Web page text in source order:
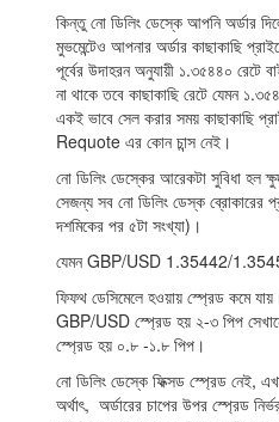
কিন্তু নো ডিলিং ডেস্কে আপনি অর্ডার
মুভমেন্টেও আপনার অর্ডার কাছাকাছি
পূর্বের উদাহরন অনুযায়ী ১.৩৫৪৪০ রেটে
না থাকে তবে কাছাকাছি রেটে যেমন
একই ভাবে সেল করার সময় কাছাকাছি
Requote এর কোন চান্স নেই।
নো ডিলিং ডেস্কের আরেকটা সুবিধা হল
সেজন্য সব নো ডিলিং ডেস্ক ব্রোকারের
দশমিকের পর ৫টা সংখ্যা)।
যেমন GBP/USD 1.35442/
ফিফথ ডেসিমেলে হওয়ায় স্প্রেড কমে
GBP/USD স্প্রেড হয় ২-৩ পিপ
স্প্রেড হয় ০.৮ -১.৮ পিপ।
নো ডিলিং ডেস্কে ফিক্সড স্প্রেড নেই,
অর্থাৎ, অর্ডারের চাপের উপর স্প্রেড